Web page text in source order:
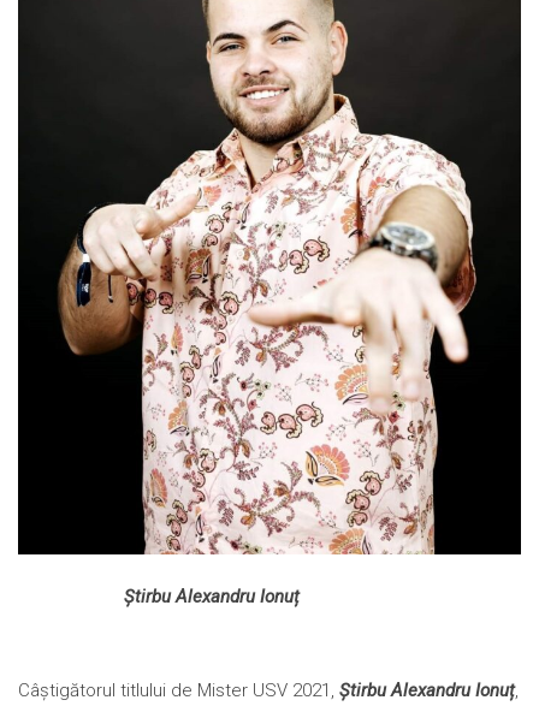
Știrbu Alexandru Ionuț
Câștigătorul titlului de Mister USV 2021, Știrbu Alexandru Ionuț,